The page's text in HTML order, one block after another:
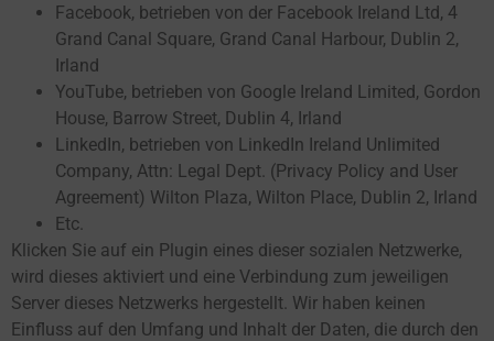
Facebook, betrieben von der Facebook Ireland Ltd, 4
Grand Canal Square, Grand Canal Harbour, Dublin 2,
Irland
YouTube, betrieben von Google Ireland Limited, Gordon
House, Barrow Street, Dublin 4, Irland
LinkedIn, betrieben von LinkedIn Ireland Unlimited
Company, Attn: Legal Dept. (Privacy Policy and User
Agreement) Wilton Plaza, Wilton Place, Dublin 2, Irland
Etc.
Klicken Sie auf ein Plugin eines dieser sozialen Netzwerke,
wird dieses aktiviert und eine Verbindung zum jeweiligen
Server dieses Netzwerks hergestellt. Wir haben keinen
Einfluss auf den Umfang und Inhalt der Daten, die durch den